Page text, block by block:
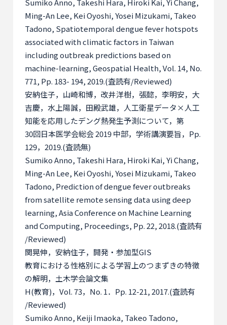
Sumiko Anno, Takeshi Hara, Hiroki Kai, Yi Chang,
Ming-An Lee, Kei Oyoshi, Yosei Mizukami, Takeo
Tadono, Spatiotemporal dengue fever hotspots
associated with climatic factors in Taiwan
including outbreak predictions based on
machine-learning, Geospatial Health, Vol. 14, No.
771, Pp. 183- 194, 2019.(査読有/Reviewed)
安納住子，山崎和博，改井洋樹，張懿，李明安，大
吉慶，水上陽誠，田殿武雄，人工衛星データ×人工
知能を応用したデング熱発生予測について，第
30回日本医学会総会2019中部，学術講演要旨， Pp.
129， 2019.(査読無)
Sumiko Anno, Takeshi Hara, Hiroki Kai, Yi Chang,
Ming-An Lee, Kei Oyoshi, Yosei Mizukami, Takeo
Tadono, Prediction of dengue fever outbreaks
from satellite remote sensing data using deep
learning, Asia Conference on Machine Learning
and Computing, Proceedings, Pp. 22, 2018.(査読有
/Reviewed)
関晃伸，安納住子，開発・参加型GIS
教育における性格別による学習上のつまずきの特徴
の解明，土木学会論文集
H(教育)， Vol. 73， No. 1． Pp. 12-21, 2017.(査読有
/Reviewed)
Sumiko Anno, Keiji Imaoka, Takeo Tadono,